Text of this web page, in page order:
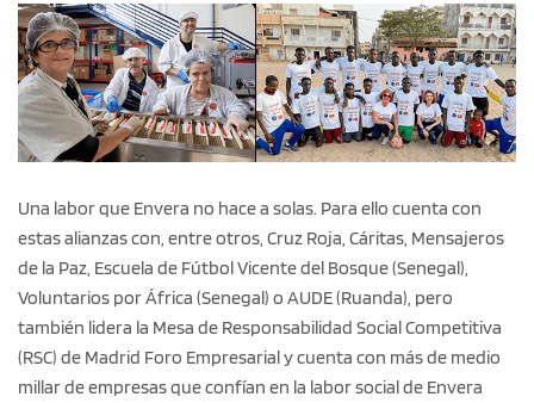
Una labor que Envera no hace a solas. Para ello cuenta con
estas alianzas con, entre otros, Cruz Roja, Cáritas, Mensajeros
de la Paz, Escuela de Fútbol Vicente del Bosque (Senegal),
Voluntarios por África (Senegal) o AUDE (Ruanda), pero
también lidera la Mesa de Responsabilidad Social Competitiva
(RSC) de Madrid Foro Empresarial y cuenta con más de medio
millar de empresas que confían en la labor social de Envera